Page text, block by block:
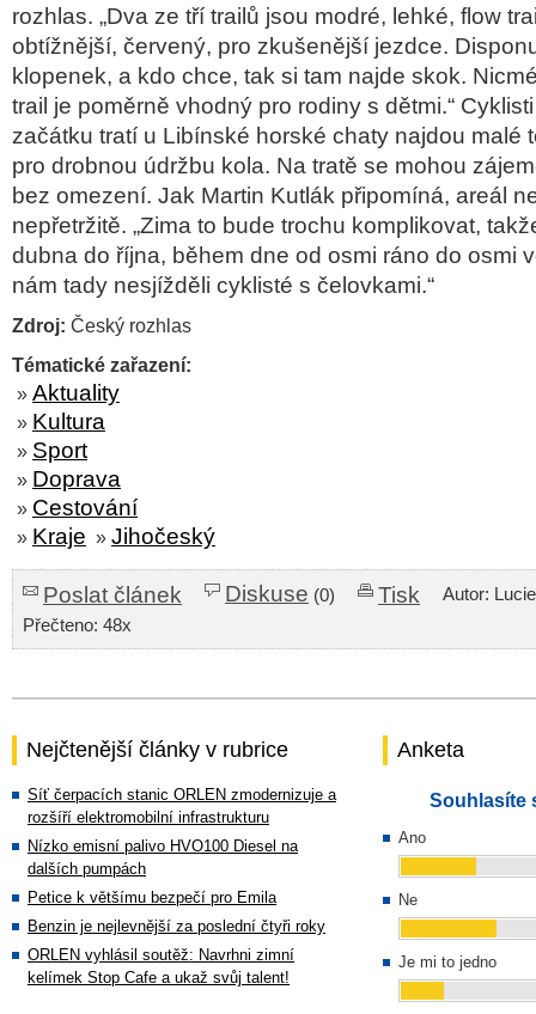
rozhlas. „Dva ze tří trailů jsou modré, lehké, flow
obtížnější, červený, pro zkušenější jezdce.
klopenek, a kdo chce, tak si tam najde skok.
trail je poměrně vhodný pro rodiny s dětmi.“
začátku tratí u Libínské horské chaty najdou malé
pro drobnou údržbu kola. Na tratě se mohou
bez omezení. Jak Martin Kutlák připomíná, areál
nepřetržitě. „Zima to bude trochu komplikovat,
dubna do října, během dne od osmi ráno do osmi
nám tady nesjížděli cyklisté s čelovkami.“
Zdroj: Český rozhlas
Tématické zařazení:
» Aktuality
» Kultura
» Sport
» Doprava
» Cestování
» Kraje » Jihočeský
Poslat článek Diskuse (0) Tisk
Autor:
Přečteno: 48x
Nejčtenější články v rubrice
Síť čerpacích stanic ORLEN zmodernizuje a
rozšíří elektromobilní infrastrukturu
Nízko emisní palivo HVO100 Diesel na
dalších pumpách
Petice k většímu bezpečí pro Emila
Benzin je nejlevnější za poslední čtyři roky
ORLEN vyhlásil soutěž: Navrhni zimní
kelímek Stop Cafe a ukaž svůj talent!
Anketa
Souhlasíte
Ano
Ne
Je mi to jedno